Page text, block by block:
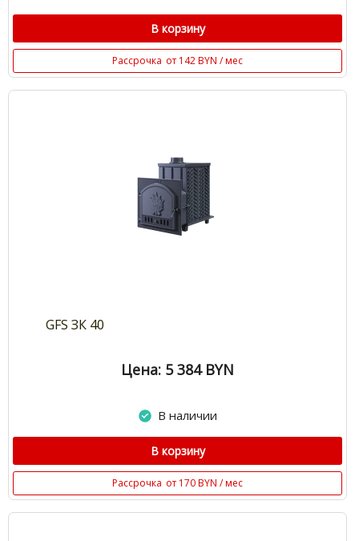
В корзину
Рассрочка от 142 BYN / мес
GFS ЗК 40
Цена: 5 384 BYN
В наличии
В корзину
Рассрочка от 170 BYN / мес